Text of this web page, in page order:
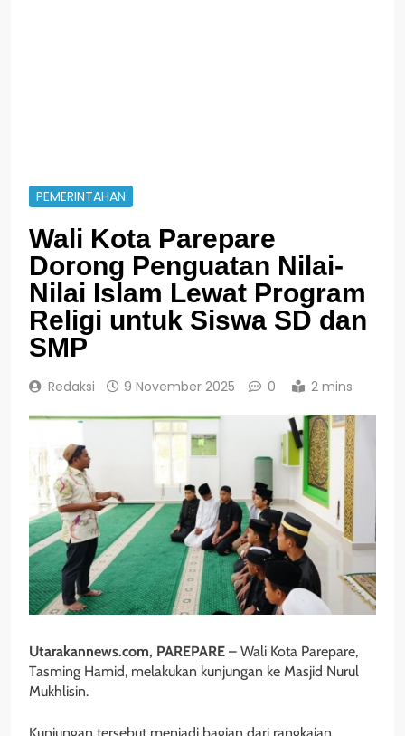
PEMERINTAHAN
Wali Kota Parepare
Dorong Penguatan Nilai-
Nilai Islam Lewat Program
Religi untuk Siswa SD dan
SMP
Redaksi 9 November 2025 0 2 mins
Utarakannews.com, PAREPARE – Wali Kota Parepare,
Tasming Hamid, melakukan kunjungan ke Masjid Nurul
Mukhlisin.